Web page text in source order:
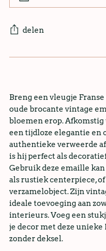
delen
Breng een vleugje
oude brocante vintage
bloemen erop.
een tijdloze elegantie en
authentieke verweerde
is hij perfect als
Gebruik deze emaille
als rustiek centerpiece,
verzamelobject. Zijn
ideale toevoeging aan
interieurs. Voeg een
je decor met deze unieke
zonder deksel.